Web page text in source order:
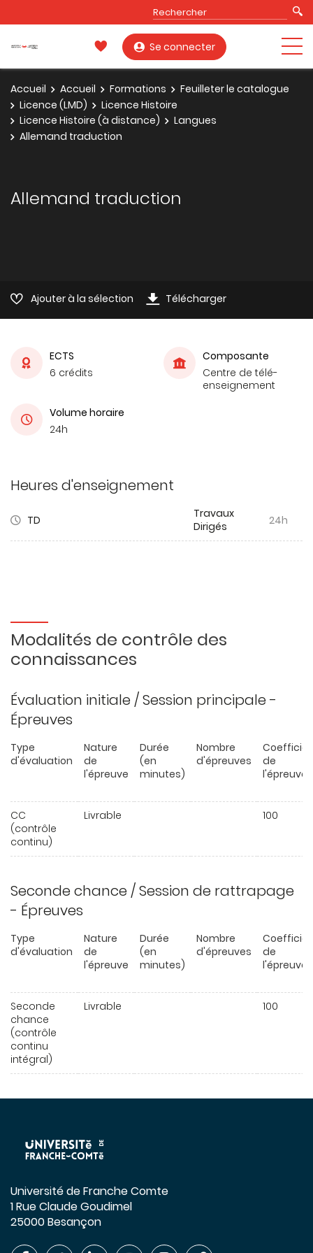
Se connecter
Accueil Accueil Formations
Feuilleter le catalogue
Licence (LMD)
Licence Histoire
Licence Histoire (à distance)
Langues
Allemand traduction
Allemand traduction
Ajouter à la sélection Télécharger
ECTS
6 crédits
Composante
Centre de télé-
enseignement
Volume horaire
24h
Heures d'enseignement
TD
Travaux
Dirigés
24h
Modalités de contrôle des
connaissances
Évaluation initiale / Session principale -
Épreuves
Type
d'évaluation
Nature
de
l'épreuve
Durée
(en
minutes)
Nombre
d'épreuves
de
l'épreuve
CC
(contrôle
continu)
Livrable 100
Seconde chance / Session de rattrapage
- Épreuves
Type
d'évaluation
Nature
de
l'épreuve
Durée
(en
minutes)
Nombre
d'épreuves
de
l'épreuve
Seconde
chance
(contrôle
continu
intégral)
Livrable 100
Université de Franche Comte
1 Rue Claude Goudimel
25000 Besançon